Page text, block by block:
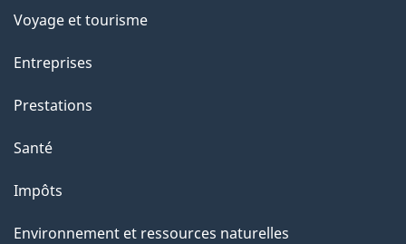
Voyage et tourisme
Entreprises
Prestations
Santé
Impôts
Environnement et ressources naturelles